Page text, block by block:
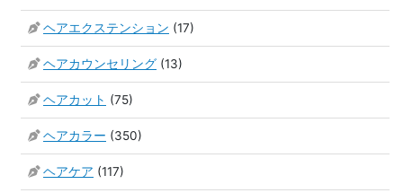
ヘアエクステンション (17)
ヘアカウンセリング (13)
ヘアカット (75)
ヘアカラー (350)
ヘアケア (117)